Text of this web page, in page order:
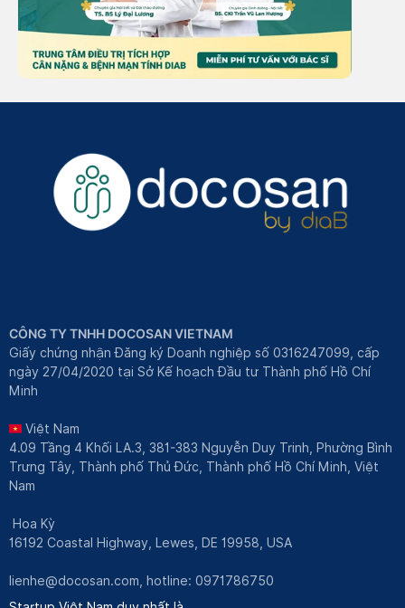
CÔNG TY TNHH DOCOSAN VIETNAM
Giấy chứng nhận Đăng ký Doanh nghiệp số 0316247099, cấp
ngày 27/04/2020 tại Sở Kế hoạch Đầu tư Thành phố Hồ Chí
Minh
Việt Nam
4.09 Tầng 4 Khối LA.3, 381-383 Nguyễn Duy Trinh, Phường Bình
Trưng Tây, Thành phố Thủ Đức, Thành phố Hồ Chí Minh, Việt
Nam
Hoa Kỳ
16192 Coastal Highway, Lewes, DE 19958, USA
lienhe@docosan.com , hotline: 0971786750